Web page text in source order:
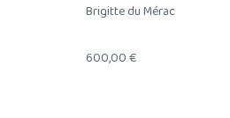
Brigitte du Mérac
600,00€